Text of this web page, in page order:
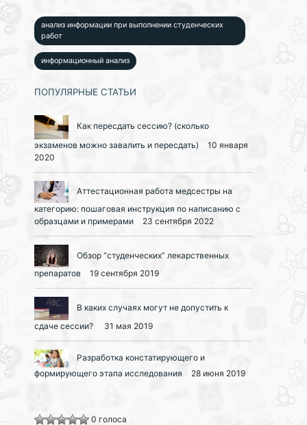
анализ информации при выполнении студенческих
работ
информационный анализ
ПОПУЛЯРНЫЕ СТАТЬИ
Как пересдать сессию? (сколько
экзаменов можно завалить и пересдать)
10 января
2020
Аттестационная работа медсестры на
категорию: пошаговая инструкция по написанию с
образцами и примерами
23 сентября 2022
Обзор “студенческих” лекарственных
препаратов
19 сентября 2019
В каких случаях могут не допустить к
сдаче сессии?
31 мая 2019
Разработка констатирующего и
формирующего этапа исследования
28 июня 2019
0 голоса